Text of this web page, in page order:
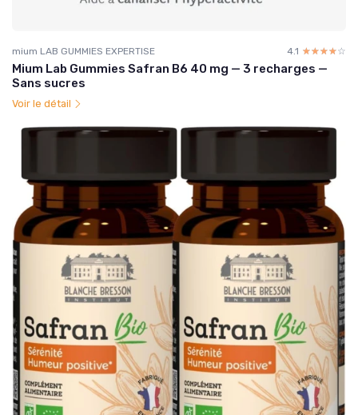
mium LAB GUMMIES EXPERTISE 4.1 ☆☆☆☆☆
★★★★★
Mium Lab Gummies Safran B6 40 mg — 3 recharges —
Sans sucres
Voir le détail